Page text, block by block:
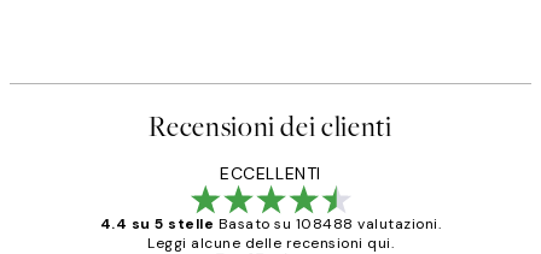
Recensioni dei clienti
ECCELLENTI
4.4 su 5 stelle Basato su 108488 valutazioni.
Leggi alcune delle recensioni qui.